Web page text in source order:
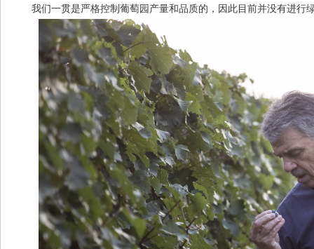
我们一贯是严格控制葡萄园产量和品质的，因此目前并没有进行